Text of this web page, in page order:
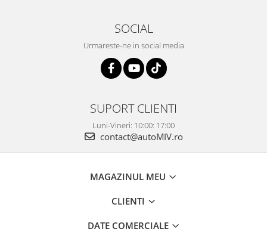
SOCIAL
Urmareste-ne in social media
SUPORT CLIENTI
Luni-Vineri: 10:00: 17:00
contact@autoMIV.ro
MAGAZINUL MEU
CLIENTI
DATE COMERCIALE